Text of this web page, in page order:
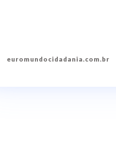
euromundocidadania.com.br